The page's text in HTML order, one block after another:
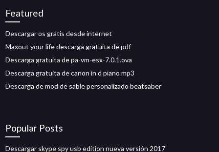
Featured
Descargar os gratis desde internet
Maxout your life descarga gratuita de pdf
Descarga gratuita de pa-vm-esx-7.0.1.ova
Descarga gratuita de canon in d piano mp3
Descarga de mod de sable personalizado beatsaber
Popular Posts
Descargar skype spy usb edition nueva versión 2017